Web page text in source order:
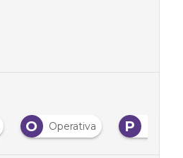
O Operativa P